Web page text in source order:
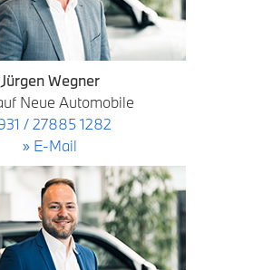
Jürgen Wegner
Neue Automobile
/ 27885 1282
» E-Mail